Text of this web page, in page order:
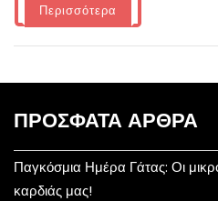
Περισσότερα
ΠΡΌΣΦΑΤΑ ΆΡΘΡΑ
Παγκόσμια Ημέρα Γάτας: Οι
καρδιάς μας!